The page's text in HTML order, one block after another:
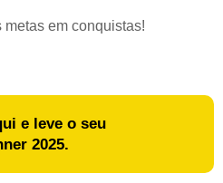
metas em conquistas!
e leve o seu
2025.